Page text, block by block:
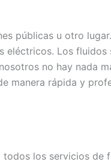
públicas u otro
eléctricos. Los fluidos
no hay nada
manera rápida y
todos los servicios de